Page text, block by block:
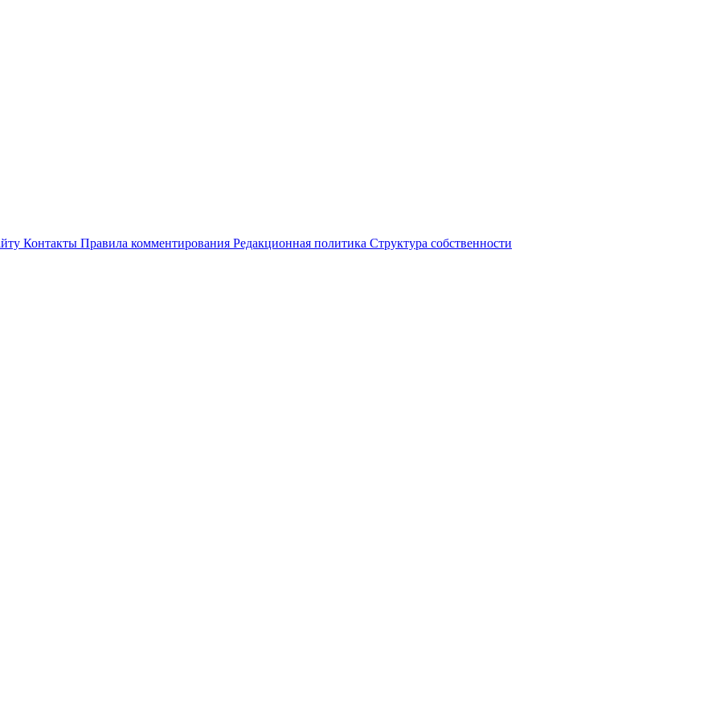
Контакты Правила комментирования Редакционная политика Структура собственности